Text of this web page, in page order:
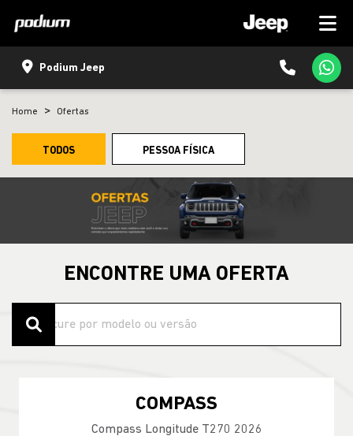
Podium Jeep
Home Ofertas
TODOS PESSOA FÍSICA
ENCONTRE UMA OFERTA
COMPASS
Compass Longitude T270 2026